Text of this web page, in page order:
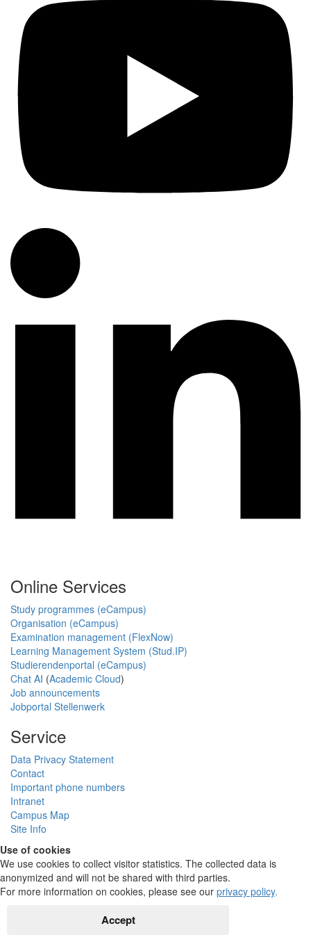
Online Services
Study programmes (eCampus)
Organisation (eCampus)
Examination management (FlexNow)
Learning Management System (Stud.IP)
Studierendenportal (eCampus)
Chat AI (Academic Cloud)
Job announcements
Jobportal Stellenwerk
Service
Data Privacy Statement
Contact
Important phone numbers
Intranet
Campus Map
Site Info
Use of cookies
We use cookies to collect visitor statistics. The collected data is
anonymized and will not be shared with third parties.
For more information on cookies, please see our privacy policy.
Accept